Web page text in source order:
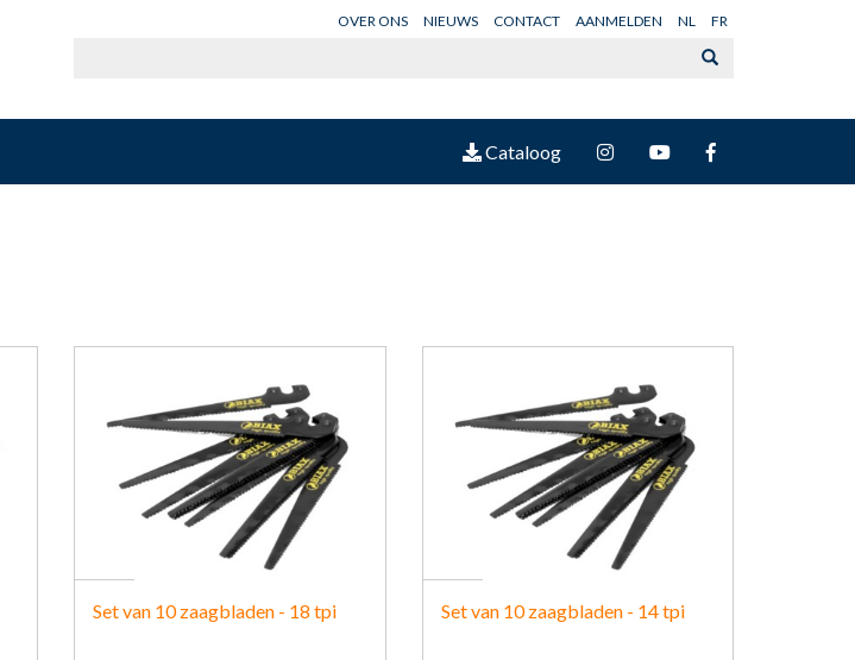
OVER ONS NIEUWS CONTACT AANMELDEN NL FR
Cataloog
Set van 10 zaagbladen - 18 tpi Set van 10 zaagbladen - 14 tpi